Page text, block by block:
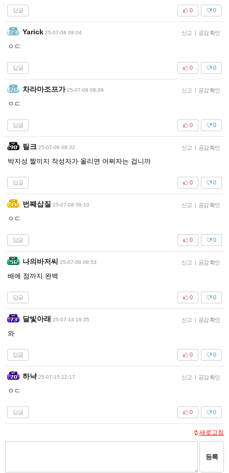
답글 0
0
Yarick 25-07-08 08:04 신고 | 공감 확인
ㅇㄷ
답글 0
0
차라마조프가 25-07-08 08:09 신고 | 공감 확인
ㅇㄷ
답글 0
0
틸크 25-07-08 08:32 신고 | 공감 확인
박지성 짤끼지 작성자가 올리면 어쩌자는 겁니까
답글 0
0
번째삽질 25-07-08 09:10 신고 | 공감 확인
ㅇㄷ
답글 0
0
나의바저씨 25-07-08 09:53 신고 | 공감 확인
배에 점까지 완벽
답글 0
0
달빛아래 25-07-14 19:35 신고 | 공감 확인
와
답글 0
0
하냑 25-07-15 12:17 신고 | 공감 확인
ㅇㄷ
답글 0
0
새로고침
등록